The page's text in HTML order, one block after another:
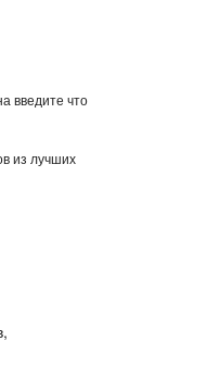
введите что
из лучших